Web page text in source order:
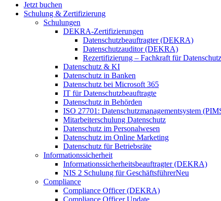
Jetzt buchen
Schulung & Zertifizierung
Schulungen
DEKRA-Zertifizierungen
Datenschutzbeauftragter (DEKRA)
Datenschutzauditor (DEKRA)
Rezertifizierung – Fachkraft für
Datenschutz & KI
Datenschutz in Banken
Datenschutz bei Microsoft 365
IT für Datenschutzbeauftragte
Datenschutz in Behörden
ISO 27701: Datenschutzmanagementsystem
Mitarbeiterschulung Datenschutz
Datenschutz im Personalwesen
Datenschutz im Online Marketing
Datenschutz für Betriebsräte
Informationssicherheit
Informationssicherheitsbeauftragter (DEKRA)
NIS 2 Schulung für GeschäftsführerNeu
Compliance
Compliance Officer (DEKRA)
Compliance Officer Update